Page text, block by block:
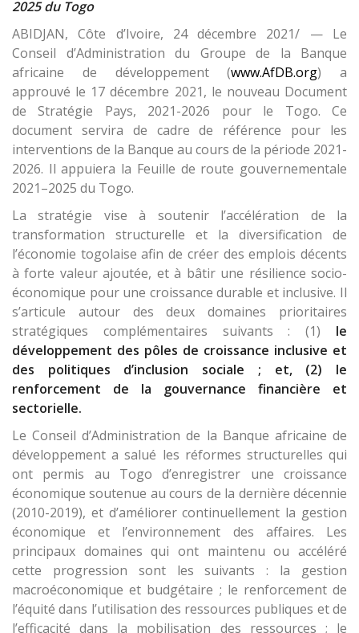
2025 du Togo
ABIDJAN, Côte d’Ivoire, 24 décembre 2021/ — Le
Conseil d’Administration du Groupe de la Banque
africaine de développement (www.AfDB.org) a
approuvé le 17 décembre 2021, le nouveau Document
de Stratégie Pays, 2021-2026 pour le Togo. Ce
document servira de cadre de référence pour les
interventions de la Banque au cours de la période 2021-
2026. Il appuiera la Feuille de route gouvernementale
2021–2025 du Togo.
La stratégie vise à soutenir l’accélération de la
transformation structurelle et la diversification de
l’économie togolaise afin de créer des emplois décents
à forte valeur ajoutée, et à bâtir une résilience socio-
économique pour une croissance durable et inclusive. Il
s’articule autour des deux domaines prioritaires
stratégiques complémentaires suivants : (1) le
développement des pôles de croissance inclusive et
des politiques d’inclusion sociale ; et, (2) le
renforcement de la gouvernance financière et
sectorielle.
Le Conseil d’Administration de la Banque africaine de
développement a salué les réformes structurelles qui
ont permis au Togo d’enregistrer une croissance
économique soutenue au cours de la dernière décennie
(2010-2019), et d’améliorer continuellement la gestion
économique et l’environnement des affaires. Les
principaux domaines qui ont maintenu ou accéléré
cette progression sont les suivants : la gestion
macroéconomique et budgétaire ; le renforcement de
l’équité dans l’utilisation des ressources publiques et de
l’efficacité dans la mobilisation des ressources ; le